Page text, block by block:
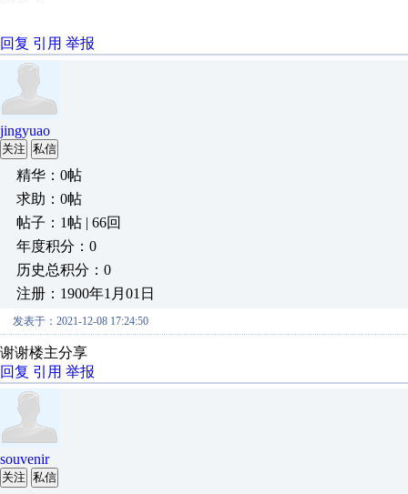
回复 引用 举报
jingyuao
关注 私信
精华：0帖
求助：0帖
帖子：1帖 | 66回
年度积分：0
历史总积分：0
注册：1900年1月01日
发表于：2021-12-08 17:24:50
谢谢楼主分享
回复 引用 举报
souvenir
关注 私信